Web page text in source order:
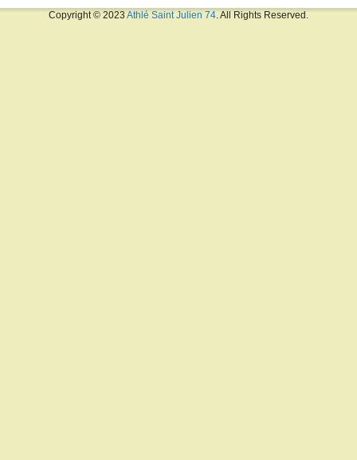
Copyright © 2023 Athlé Saint Julien 74 . All Rights Reserved.